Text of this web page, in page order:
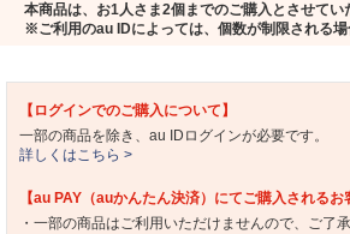
本商品は、お1人さま2個までのご購入とさせてい
※ご利用のau IDによっては、個数が制限される場
【ログインでのご購入について】
一部の商品を除き、au IDログインが必要です。
詳しくはこちら >
【au PAY（auかんたん決済）にてご購入されるお
・一部の商品はご利用いただけませんので、ご了承